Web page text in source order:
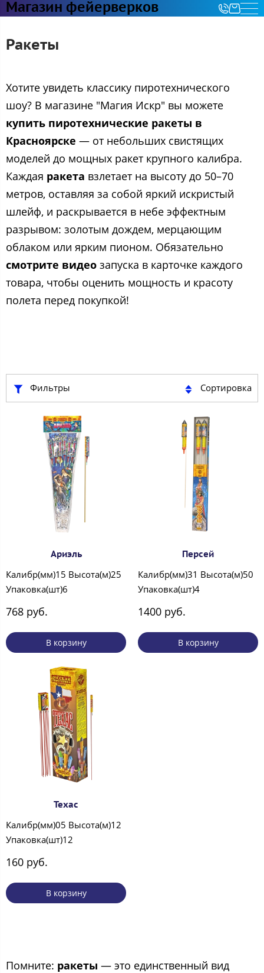
Магазин фейерверков
Ракеты
Хотите увидеть классику пиротехнического
шоу? В магазине "Магия Искр" вы можете
купить пиротехнические ракеты в
Красноярске — от небольших свистящих
моделей до мощных ракет крупного калибра.
Каждая ракета взлетает на высоту до 50–70
метров, оставляя за собой яркий искристый
шлейф, и раскрывается в небе эффектным
разрывом: золотым дождем, мерцающим
облаком или ярким пионом. Обязательно
смотрите видео запуска в карточке каждого
товара, чтобы оценить мощность и красоту
полета перед покупкой!
Фильтры Сортировка
Ариэль
Калибр(мм)15 Высота(м)25
Упаковка(шт)6
768 руб.
В корзину
Персей
Калибр(мм)31 Высота(м)50
Упаковка(шт)4
1400 руб.
В корзину
Техас
Калибр(мм)05 Высота(м)12
Упаковка(шт)12
160 руб.
В корзину
Помните: ракеты — это единственный вид